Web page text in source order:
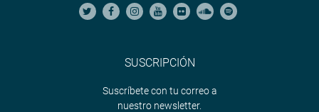
SUSCRIPCIÓN
Suscríbete con tu correo a
nuestro newsletter.